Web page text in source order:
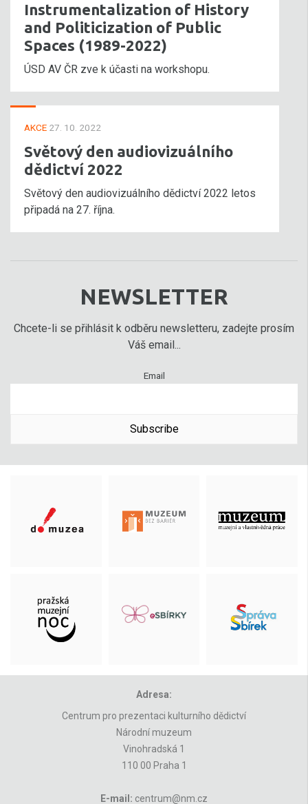
Instrumentalization of History
and Politicization of Public
Spaces (1989-2022)
ÚSD AV ČR zve k účasti na workshopu.
AKCE 27. 10. 2022
Světový den audiovizuálního
dědictví 2022
Světový den audiovizuálního dědictví 2022 letos
připadá na 27. října.
NEWSLETTER
Chcete-li se přihlásit k odběru newsletteru, zadejte prosím
Váš email...
Email
Subscribe
Adresa:
Centrum pro prezentaci kulturního dědictví
Národní muzeum
Vinohradská 1
110 00 Praha 1
E-mail: centrum@nm.cz